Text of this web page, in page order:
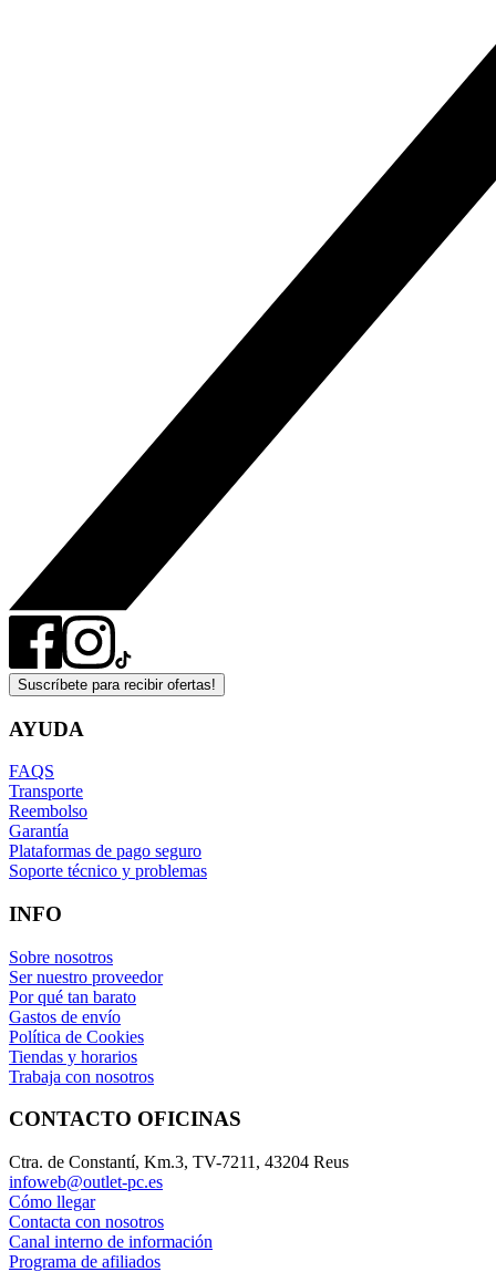
Suscríbete para recibir ofertas!
AYUDA
FAQS
Transporte
Reembolso
Garantía
Plataformas de pago seguro
Soporte técnico y problemas
INFO
Sobre nosotros
Ser nuestro proveedor
Por qué tan barato
Gastos de envío
Política de Cookies
Tiendas y horarios
Trabaja con nosotros
CONTACTO OFICINAS
Ctra. de Constantí, Km.3, TV-7211, 43204 Reus
infoweb@outlet-pc.es
Cómo llegar
Contacta con nosotros
Canal interno de información
Programa de afiliados